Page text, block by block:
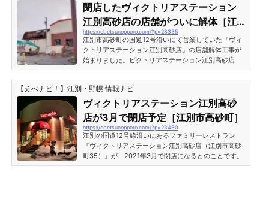
跡地［江別市高砂町］江別市高砂町の国道12号沿い、
江別市役所の斜向かいにある土地（旧ヴィクトリアス
テーション江別高砂店跡地）にて開始された新店舗建
設工事の様子。歩道脇に囲いが続いており、工事用プ
レハブ・仮設トイレ等...
閉店したヴィクトリアステーション
江別高砂店の店舗がついに解体［江
別市高砂町］
https://ebetsunopporo.com/?p=28335
江別市高砂町の国道12号沿いにて営業していた『ヴィ
クトリアステーション江別高砂店』の店舗解体工事が
始まりました。ビクトリアステーション江別高砂店
は、2021年3月7日をもって閉店となっています。閉店
後は空きテナントとなっていましたが、建物を解体し
更地にするようです。※撮影は2021年12月17日閉店し
たヴィクトリアステーション江別高砂店の店舗がつい
に解体［江別市高砂町］『ヴィクトリアステーション
江別高砂店』店舗解体中の様子。店舗名など看板類は
閉店後すぐに取り外されていましたが、建物はそのま
まの状態で残されてい...
【えべナビ！】江別・野幌 情報ナビ
ヴィクトリアステーション江別高砂
店が3月で閉店予定［江別市高砂町］
https://ebetsunopporo.com/?p=23430
江別の国道12号線沿いにあるファミリーレストラン
『ヴィクトリアステーション江別高砂店（江別市高砂
町35）』が、2021年3月で閉店になるとのことです。
ヴィクトリアステーション（Victoria Station）江別高